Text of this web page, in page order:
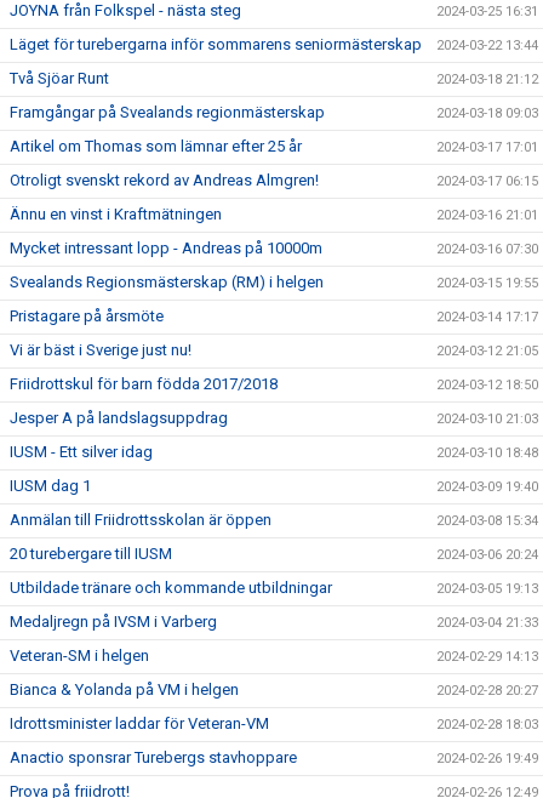
JOYNA från Folkspel - nästa steg 2024-03-25 16:31
Läget för turebergarna inför sommarens seniormästerskap 2024-03-22 13:44
Två Sjöar Runt 2024-03-18 21:12
Framgångar på Svealands regionmästerskap 2024-03-18 09:03
Artikel om Thomas som lämnar efter 25 år 2024-03-17 17:01
Otroligt svenskt rekord av Andreas Almgren! 2024-03-17 06:15
Ännu en vinst i Kraftmätningen 2024-03-16 21:01
Mycket intressant lopp - Andreas på 10000m 2024-03-16 07:30
Svealands Regionsmästerskap (RM) i helgen 2024-03-15 19:55
Pristagare på årsmöte 2024-03-14 17:17
Vi är bäst i Sverige just nu! 2024-03-12 21:05
Friidrottskul för barn födda 2017/2018 2024-03-12 18:50
Jesper A på landslagsuppdrag 2024-03-10 21:03
IUSM - Ett silver idag 2024-03-10 18:48
IUSM dag 1 2024-03-09 19:40
Anmälan till Friidrottsskolan är öppen 2024-03-08 15:34
20 turebergare till IUSM 2024-03-06 20:24
Utbildade tränare och kommande utbildningar 2024-03-05 19:13
Medaljregn på IVSM i Varberg 2024-03-04 21:33
Veteran-SM i helgen 2024-02-29 14:13
Bianca & Yolanda på VM i helgen 2024-02-28 20:27
Idrottsminister laddar för Veteran-VM 2024-02-28 18:03
Anactio sponsrar Turebergs stavhoppare 2024-02-26 19:49
Prova på friidrott! 2024-02-26 12:49